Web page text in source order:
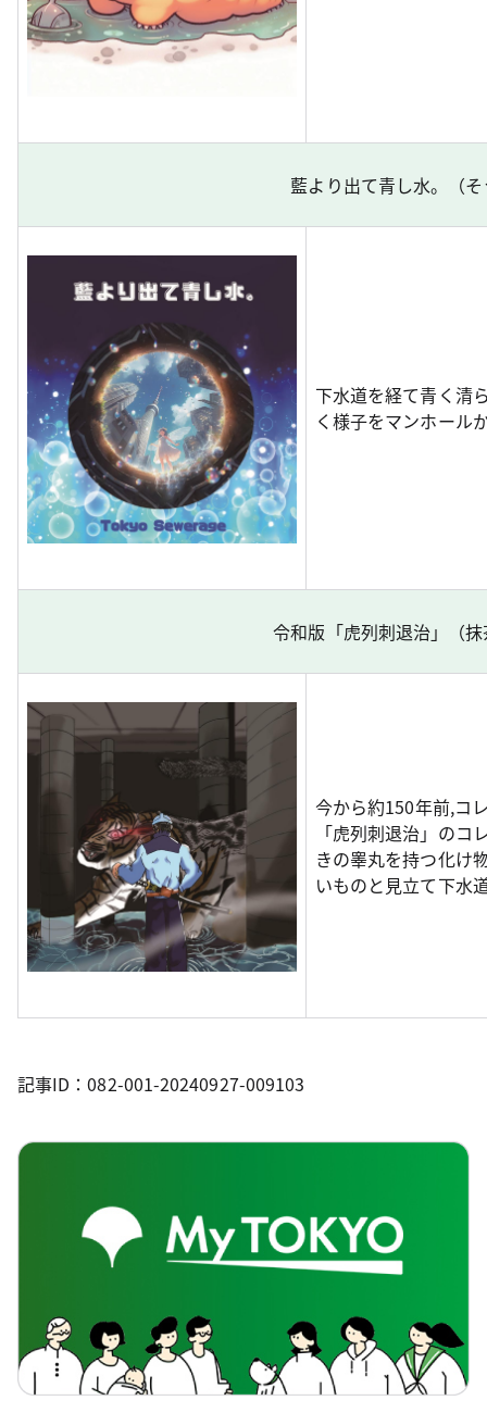
藍より出て青し水。（
下水道を経て青く清
く様子をマンホール
令和版「虎列刺退治」（
今から約150年前,コ
「虎列刺退治」の
きの睾丸を持つ化け
いものと見立て下水
記事ID：082-001-20240927-009103